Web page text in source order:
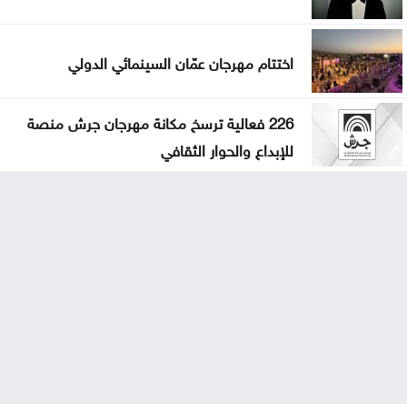
اختتام مهرجان عمّان السينمائي الدولي
226 فعالية ترسخ مكانة مهرجان جرش منصة
للإبداع والحوار الثقافي